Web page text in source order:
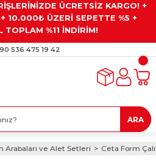
ÜCRETSİZ KARGO! +
10.000₺ ÜZERİ SEPETTE %5 +
TOPLAM %11 İNDİRİM!
536 475 19 42
ARA
Arabaları ve Alet Setleri Ceta Form